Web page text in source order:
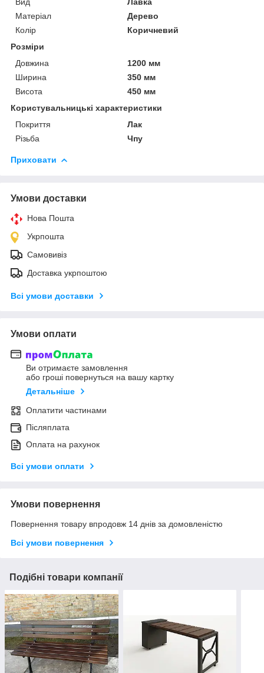
Матеріал
Дерево
Колір
Коричневий
Розміри
Довжина
1200 мм
Ширина
350 мм
Висота
450 мм
Користувальницькі характеристики
Покриття
Лак
Різьба
Чпу
Приховати
Умови доставки
Нова Пошта
Укрпошта
Самовивіз
Доставка укрпоштою
Всі умови доставки
Умови оплати
Ви отримаєте замовлення
або гроші повернуться на вашу картку
Детальніше
Оплатити частинами
Післяплата
Оплата на рахунок
Всі умови оплати
Умови повернення
Повернення товару впродовж 14 днів за домовленістю
Всі умови повернення
Подібні товари компанії